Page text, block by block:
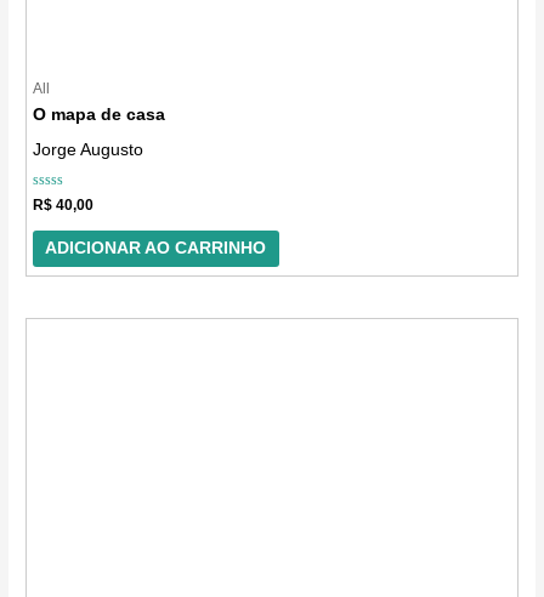
All
O mapa de casa
Jorge Augusto
Avaliação
0
de
R$ 40,00
ADICIONAR AO CARRINHO